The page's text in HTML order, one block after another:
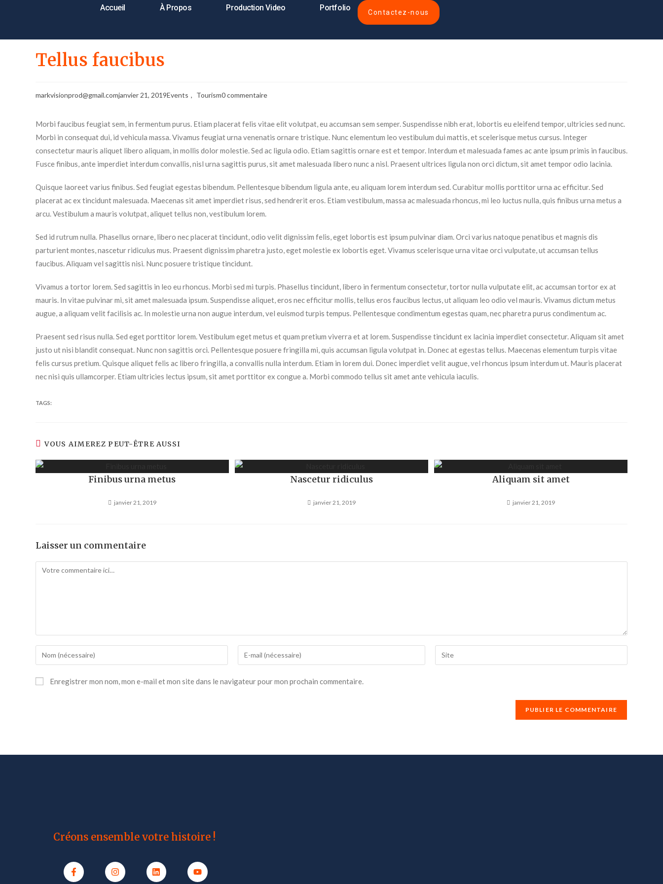
Accueil À Propos Production Video Portfolio Contactez-nous
Tellus faucibus
markvisionprod@gmail.comjanvier 21, 2019Events , Tourism0 commentaire
Morbi faucibus feugiat sem, in fermentum purus. Etiam placerat felis vitae elit volutpat, eu accumsan sem semper. Suspendisse nibh erat, lobortis eu eleifend tempor, ultricies sed nunc.
Morbi in consequat dui, id vehicula massa. Vivamus feugiat urna venenatis ornare tristique. Nunc elementum leo vestibulum dui mattis, et scelerisque metus cursus. Integer
consectetur mauris aliquet libero aliquam, in mollis dolor molestie. Sed ac ligula odio. Etiam sagittis ornare est et tempor. Interdum et malesuada fames ac ante ipsum primis in faucibus.
Fusce finibus, ante imperdiet interdum convallis, nisl urna sagittis purus, sit amet malesuada libero nunc a nisl. Praesent ultrices ligula non orci dictum, sit amet tempor odio lacinia.
Quisque laoreet varius finibus. Sed feugiat egestas bibendum. Pellentesque bibendum ligula ante, eu aliquam lorem interdum sed. Curabitur mollis porttitor urna ac efficitur. Sed
placerat ac ex tincidunt malesuada. Maecenas sit amet imperdiet risus, sed hendrerit eros. Etiam vestibulum, massa ac malesuada rhoncus, mi leo luctus nulla, quis finibus urna metus a
arcu. Vestibulum a mauris volutpat, aliquet tellus non, vestibulum lorem.
Sed id rutrum nulla. Phasellus ornare, libero nec placerat tincidunt, odio velit dignissim felis, eget lobortis est ipsum pulvinar diam. Orci varius natoque penatibus et magnis dis
parturient montes, nascetur ridiculus mus. Praesent dignissim pharetra justo, eget molestie ex lobortis eget. Vivamus scelerisque urna vitae orci vulputate, ut accumsan tellus
faucibus. Aliquam vel sagittis nisi. Nunc posuere tristique tincidunt.
Vivamus a tortor lorem. Sed sagittis in leo eu rhoncus. Morbi sed mi turpis. Phasellus tincidunt, libero in fermentum consectetur, tortor nulla vulputate elit, ac accumsan tortor ex at
mauris. In vitae pulvinar mi, sit amet malesuada ipsum. Suspendisse aliquet, eros nec efficitur mollis, tellus eros faucibus lectus, ut aliquam leo odio vel mauris. Vivamus dictum metus
augue, a aliquam velit facilisis ac. In molestie urna non augue interdum, vel euismod turpis tempus. Pellentesque condimentum egestas quam, nec pharetra purus condimentum ac.
Praesent sed risus nulla. Sed eget porttitor lorem. Vestibulum eget metus et quam pretium viverra et at lorem. Suspendisse tincidunt ex lacinia imperdiet consectetur. Aliquam sit amet
justo ut nisi blandit consequat. Nunc non sagittis orci. Pellentesque posuere fringilla mi, quis accumsan ligula volutpat in. Donec at egestas tellus. Maecenas elementum turpis vitae
felis cursus pretium. Quisque aliquet felis ac libero fringilla, a convallis nulla interdum. Etiam in lorem dui. Donec imperdiet velit augue, vel rhoncus ipsum interdum ut. Mauris placerat
nec nisi quis ullamcorper. Etiam ultricies lectus ipsum, sit amet porttitor ex congue a. Morbi commodo tellus sit amet ante vehicula iaculis.
TAGS:
VOUS AIMEREZ PEUT-ÊTRE AUSSI
Finibus urna metus
janvier 21, 2019
Nascetur ridiculus
janvier 21, 2019
Aliquam sit amet
janvier 21, 2019
Laisser un commentaire
Enregistrer mon nom, mon e-mail et mon site dans le navigateur pour mon prochain commentaire.
Créons ensemble votre histoire !